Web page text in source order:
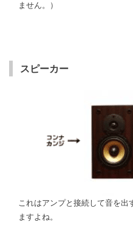
ません。）
スピーカー
これはアンプと接続して音を出
ますよね。